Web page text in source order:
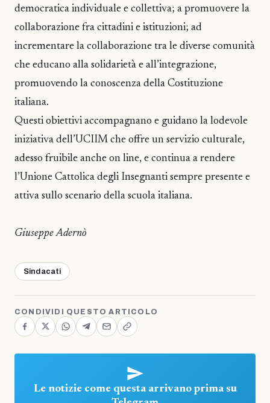
democratica individuale e collettiva; a promuovere la
collaborazione fra cittadini e istituzioni; ad
incrementare la collaborazione tra le diverse comunità
che educano alla solidarietà e all’integrazione,
promuovendo la conoscenza della Costituzione
italiana.
Questi obiettivi accompagnano e guidano la lodevole
iniziativa dell’UCIIM che offre un servizio culturale,
adesso fruibile anche on line, e continua a rendere
l’Unione Cattolica degli Insegnanti sempre presente e
attiva sullo scenario della scuola italiana.
Giuseppe Adernò
Sindacati
CONDIVIDI QUESTO ARTICOLO
Le notizie come questa arrivano prima su